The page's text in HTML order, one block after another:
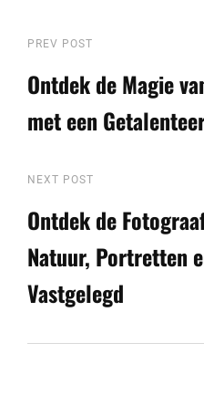
Berichtnavigatie
Previous
Post
PREV POST
Ontdek de Magie
met een
Next
Post
NEXT POST
Ontdek de
Natuur, Portretten
Vastgelegd